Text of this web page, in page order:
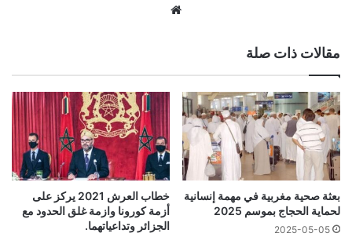
مقالات ذات صلة
بعثة صحية مغربية في مهمة إنسانية
لحماية الحجاج بموسم 2025
2025-05-05
خطاب العرش 2021 يركز على
أزمة كورونا وازمة غلق الحدود مع
الجزائر وتداعياتهما.